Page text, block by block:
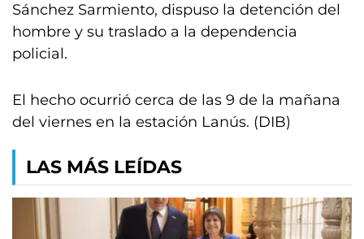
Sánchez Sarmiento, dispuso la detención del
hombre y su traslado a la dependencia
policial.
El hecho ocurrió cerca de las 9 de la mañana
del viernes en la estación Lanús. (DIB)
LAS MÁS LEÍDAS